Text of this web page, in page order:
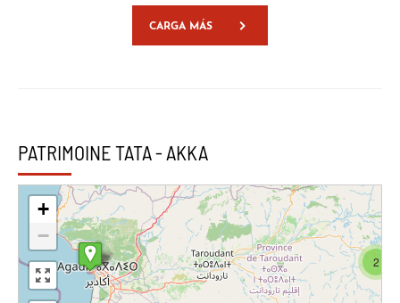
CARGA MÁS
PATRIMOINE TATA - AKKA
2
+
−